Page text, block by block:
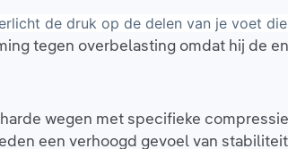
de druk op de delen van je voet
tegen overbelasting omdat hij de
wegen met specifieke
een verhoogd gevoel van